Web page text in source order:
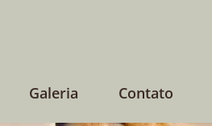
Galeria Contato